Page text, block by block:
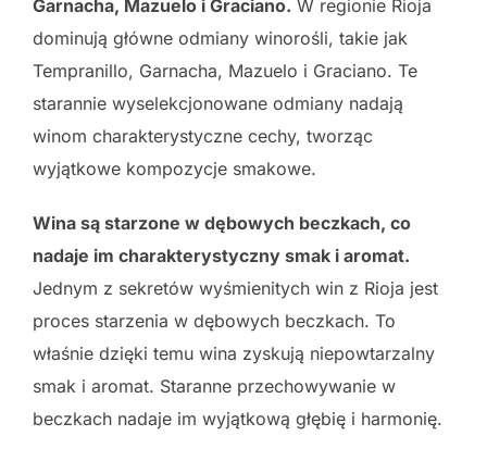
Garnacha, Mazuelo i Graciano. W regionie Rioja
dominują główne odmiany winorośli, takie jak
Tempranillo, Garnacha, Mazuelo i Graciano. Te
starannie wyselekcjonowane odmiany nadają
winom charakterystyczne cechy, tworząc
wyjątkowe kompozycje smakowe.
Wina są starzone w dębowych beczkach, co
nadaje im charakterystyczny smak i aromat.
Jednym z sekretów wyśmienitych win z Rioja jest
proces starzenia w dębowych beczkach. To
właśnie dzięki temu wina zyskują niepowtarzalny
smak i aromat. Staranne przechowywanie w
beczkach nadaje im wyjątkową głębię i harmonię.